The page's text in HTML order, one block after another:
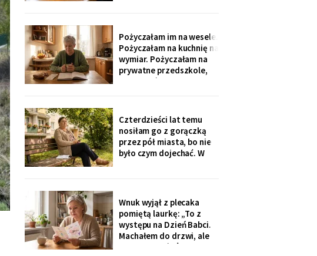
domu opieki. Przyjechali
z tortem i laptopem:
bilety do Rzymu na moje
siedemdziesiąte
urodziny
Pożyczałam im na wesele.
Pożyczałam na kuchnię na
wymiar. Pożyczałam na
prywatne przedszkole,
„bo Kubuś jest wrażliwy".
poprosiłam o pożyczkę -
na okulary progresywne -
i usłyszałam, że „trzeba
było sobie
Czterdzieści lat temu
nosiłam go z gorączką
przez pół miasta, bo nie
było czym dojechać. W
prześwietlenie biodra.
„Mamo, od tego jest
teraz taksówka dla
seniorów, zamów sobie".
Zamówiłam - kierowca
Wnuk wyjął z plecaka
pomiętą laurkę: „To z
występu na Dzień Babci.
Machałem do drzwi, ale
nie przyszłaś". Żadnego